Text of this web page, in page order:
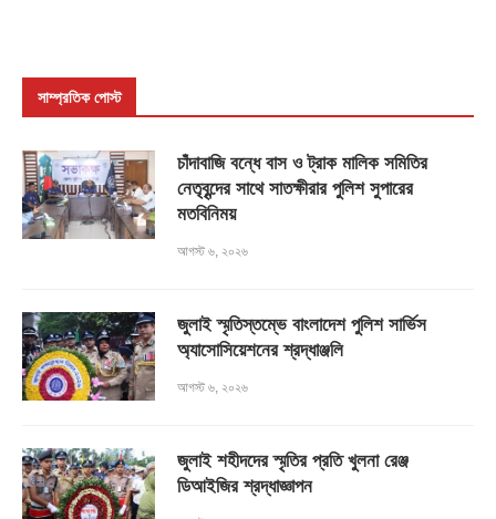
সাম্প্রতিক পোস্ট
চাঁদাবাজি বন্ধে বাস ও ট্রাক মালিক সমিতির
নেতৃবৃন্দের সাথে সাতক্ষীরার পুলিশ সুপারের
মতবিনিময়
আগস্ট ৬, ২০২৬
জুলাই স্মৃতিস্তম্ভে বাংলাদেশ পুলিশ সার্ভিস
অ্যাসোসিয়েশনের শ্রদ্ধাঞ্জলি
আগস্ট ৬, ২০২৬
জুলাই শহীদদের স্মৃতির প্রতি খুলনা রেঞ্জ
ডিআইজির শ্রদ্ধাজ্ঞাপন